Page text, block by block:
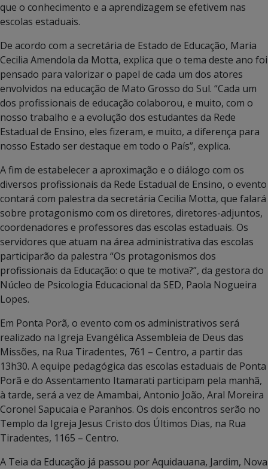
que o conhecimento e a aprendizagem se efetivem nas
escolas estaduais.
De acordo com a secretária de Estado de Educação, Maria
Cecilia Amendola da Motta, explica que o tema deste ano foi
pensado para valorizar o papel de cada um dos atores
envolvidos na educação de Mato Grosso do Sul. “Cada um
dos profissionais de educação colaborou, e muito, com o
nosso trabalho e a evolução dos estudantes da Rede
Estadual de Ensino, eles fizeram, e muito, a diferença para
nosso Estado ser destaque em todo o País”, explica.
A fim de estabelecer a aproximação e o diálogo com os
diversos profissionais da Rede Estadual de Ensino, o evento
contará com palestra da secretária Cecilia Motta, que falará
sobre protagonismo com os diretores, diretores-adjuntos,
coordenadores e professores das escolas estaduais. Os
servidores que atuam na área administrativa das escolas
participarão da palestra “Os protagonismos dos
profissionais da Educação: o que te motiva?”, da gestora do
Núcleo de Psicologia Educacional da SED, Paola Nogueira
Lopes.
Em Ponta Porã, o evento com os administrativos será
realizado na Igreja Evangélica Assembleia de Deus das
Missões, na Rua Tiradentes, 761 – Centro, a partir das
13h30. A equipe pedagógica das escolas estaduais de Ponta
Porã e do Assentamento Itamarati participam pela manhã,
à tarde, será a vez de Amambai, Antonio João, Aral Moreira
Coronel Sapucaia e Paranhos. Os dois encontros serão no
Templo da Igreja Jesus Cristo dos Últimos Dias, na Rua
Tiradentes, 1165 – Centro.
A Teia da Educação já passou por Aquidauana, Jardim, Nova